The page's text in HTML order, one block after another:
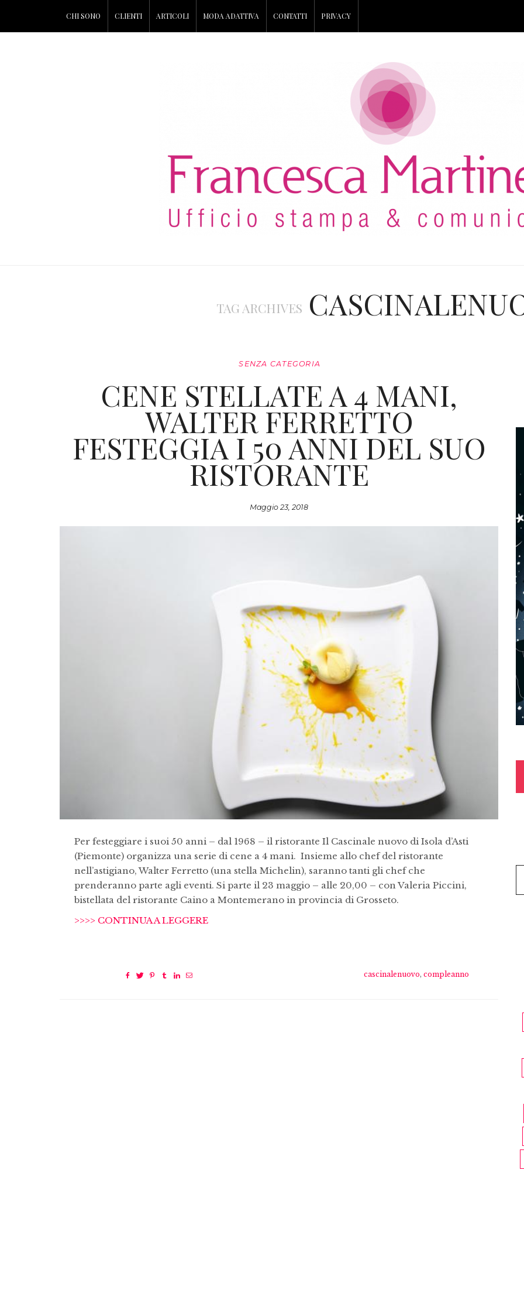
CHI SONO CLIENTI ARTICOLI MODA ADATTIVA CONTATTI PRIVACY
TAG ARCHIVES
SENZA CATEGORIA
CENE STELLATE A 4 MANI,
WALTER FERRETTO
FESTEGGIA I 50 ANNI DEL SUO
RISTORANTE
Maggio 23, 2018
Per festeggiare i suoi 50 anni – dal 1968 – il ristorante Il Cascinale nuovo di Isola d’Asti
(Piemonte) organizza una serie di cene a 4 mani. Insieme allo chef del ristorante
nell’astigiano, Walter Ferretto (una stella Michelin), saranno tanti gli chef che
prenderanno parte agli eventi. Si parte il 23 maggio – alle 20,00 – con Valeria Piccini,
bistellata del ristorante Caino a Montemerano in provincia di Grosseto.
>>>> CONTINUA A LEGGERE
cascinalenuovo, compleanno